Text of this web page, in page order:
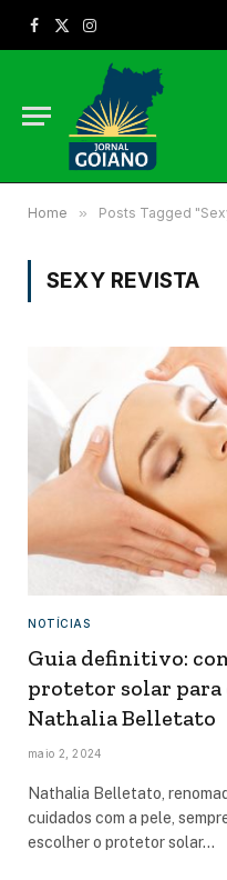
Facebook
X
Instagram
Home » Posts Tagged
SEXY REVISTA
NOTÍCIAS
Guia definitivo:
protetor solar para
Nathalia Belletato
maio 2, 2024
Nathalia Belletato,
cuidados com a pele,
escolher o protetor solar…